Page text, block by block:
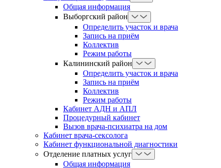
Общая информация
Выборгский район
Определить участок и врача
Запись на приём
Коллектив
Режим работы
Калининский район
Определить участок и врача
Запись на приём
Коллектив
Режим работы
Кабинет АДН и АПЛ
Процедурный кабинет
Вызов врача-психиатра на дом
Кабинет врача-сексолога
Кабинет функциональной диагностики
Отделение платных услуг
Общая информация